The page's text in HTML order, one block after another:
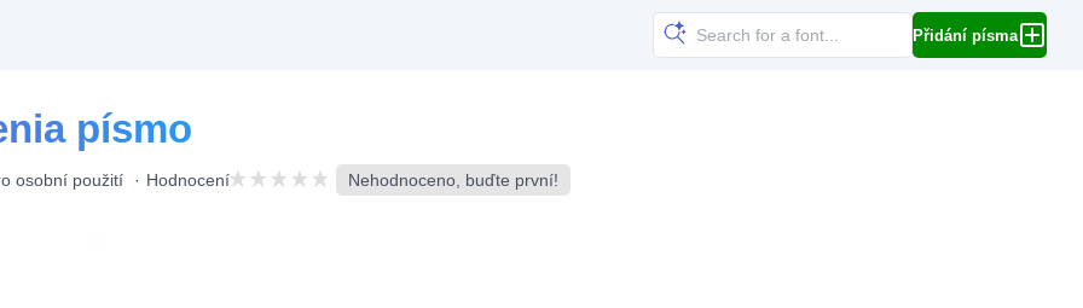
Přidání písma
písmo
osobní použití Hodnocení Nehodnoceno, buďte první!